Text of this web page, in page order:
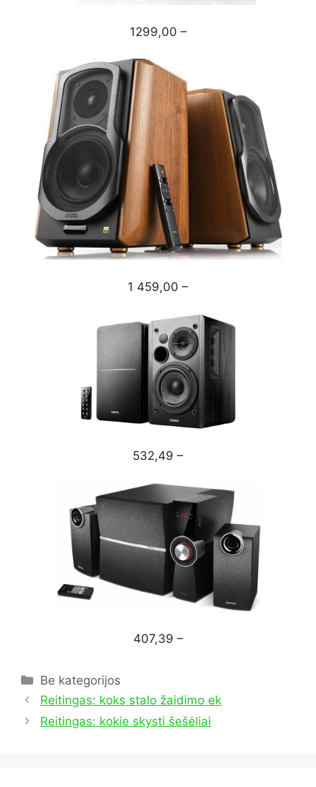
1299,00 –
1 459,00 –
532,49 –
407,39 –
Kategorijos
Be kategorijos
Reitingas: koks stalo žaidimo ek
Reitingas: kokie skysti šešėliai